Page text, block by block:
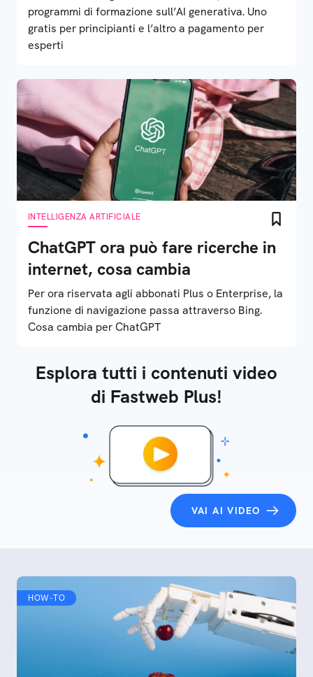
programmi di formazione sull’AI generativa. Uno
gratis per principianti e l’altro a pagamento per
esperti
INTELLIGENZA ARTIFICIALE
ChatGPT ora può fare ricerche in
internet, cosa cambia
Per ora riservata agli abbonati Plus o Enterprise, la
funzione di navigazione passa attraverso Bing.
Cosa cambia per ChatGPT
Esplora tutti i contenuti video
di Fastweb Plus!
VAI AI VIDEO
HOW-TO